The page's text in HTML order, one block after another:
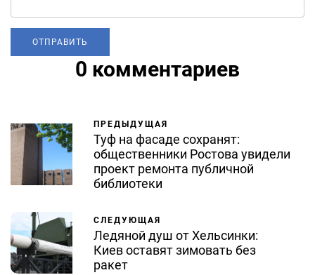
0 комментариев
ПРЕДЫДУЩАЯ
Туф на фасаде сохранят:
общественники Ростова увидели
проект ремонта публичной
библиотеки
СЛЕДУЮЩАЯ
Ледяной душ от Хельсинки:
Киев оставят зимовать без
ракет